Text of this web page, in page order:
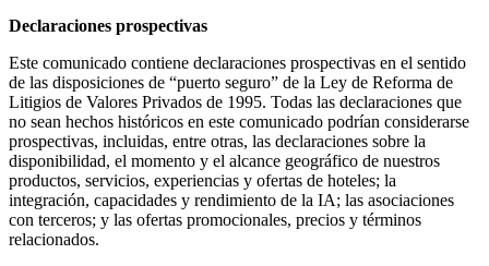
Declaraciones prospectivas
Este comunicado contiene declaraciones prospectivas en el sentido
de las disposiciones de “puerto seguro” de la Ley de Reforma de
Litigios de Valores Privados de 1995. Todas las declaraciones que
no sean hechos históricos en este comunicado podrían considerarse
prospectivas, incluidas, entre otras, las declaraciones sobre la
disponibilidad, el momento y el alcance geográfico de nuestros
productos, servicios, experiencias y ofertas de hoteles; la
integración, capacidades y rendimiento de la IA; las asociaciones
con terceros; y las ofertas promocionales, precios y términos
relacionados.